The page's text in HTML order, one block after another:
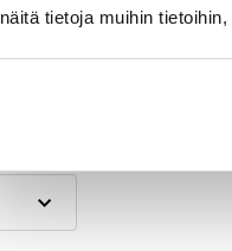
näitä tietoja muihin